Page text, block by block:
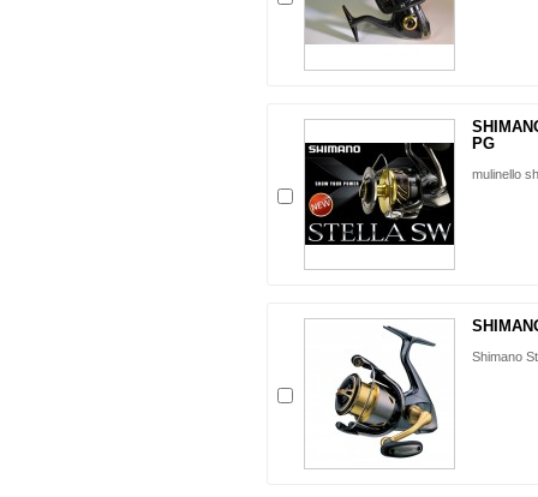
PG
mulinello
Shimano